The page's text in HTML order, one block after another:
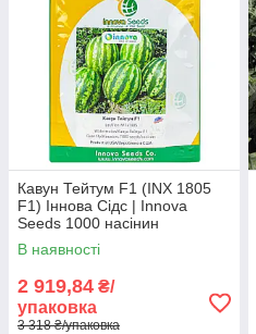
Кавун Тейтум F1 (INX 1805
F1) Іннова Сідс | Innova
Seeds 1000 насінин
В наявності
2 919,84 ₴/
упаковка
3 318 ₴/упаковка